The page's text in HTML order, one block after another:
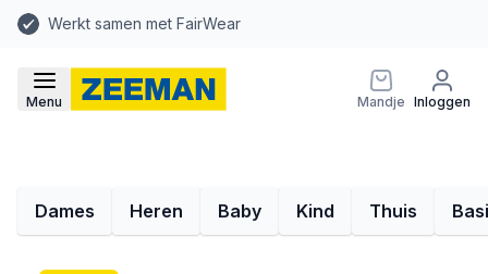
Werkt samen met FairWear
Menu Mandje Inloggen
Dames Heren Baby Kind Thuis